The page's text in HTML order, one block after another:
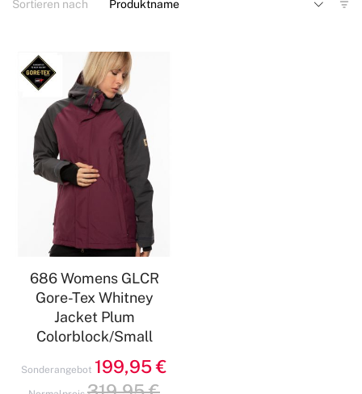
Sortieren nach
686 Womens GLCR
Gore-Tex Whitney
Jacket Plum
Colorblock/Small
Sonderangebot 199,95 €